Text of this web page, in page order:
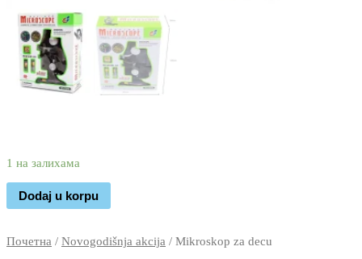
1 на залихама
Dodaj u korpu
Почетна / Novogodišnja akcija / Mikroskop za decu